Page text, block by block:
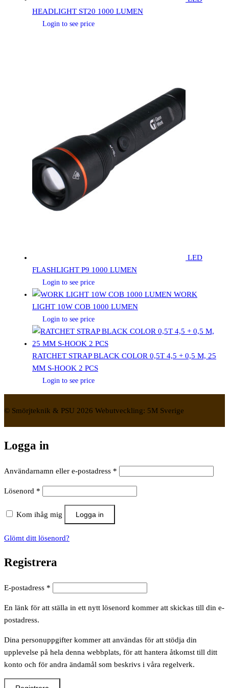
HEADLIGHT ST20 1000 LUMEN
Login to see price
LED
FLASHLIGHT P9 1000 LUMEN
Login to see price
WORK
LIGHT 10W COB 1000 LUMEN
Login to see price
RATCHET STRAP BLACK COLOR 0,5T 4,5 + 0,5 M, 25
MM S-HOOK 2 PCS
Login to see price
© Smörjteknik & PSU 2026 Webutveckling: 5M Sverige
Logga in
Användarnamn eller e-postadress *
Lösenord *
Kom ihåg mig Logga in
Glömt ditt lösenord?
Registrera
E-postadress *
En länk för att ställa in ett nytt lösenord kommer att skickas till din e-
postadress.
Dina personuppgifter kommer att användas för att stödja din
upplevelse på hela denna webbplats, för att hantera åtkomst till ditt
konto och för andra ändamål som beskrivs i våra regelverk.